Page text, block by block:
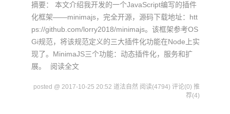
摘要： 本文介绍我开发的一个JavaScript编写的插件
化框架——minimajs，完全开源，源码下载地址：htt
ps://github.com/lorry2018/minimajs。该框架参考OS
Gi规范，将该规范定义的三大插件化功能在Node上实
现了。MinimaJS三个功能：动态插件化，服务和扩
展。
阅读全文
posted @ 2017-10-25 20:52 道法自然 阅读(4794) 评论(0) 推
荐(4)